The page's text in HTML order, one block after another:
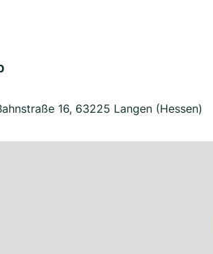
16, 63225 Langen (Hessen)